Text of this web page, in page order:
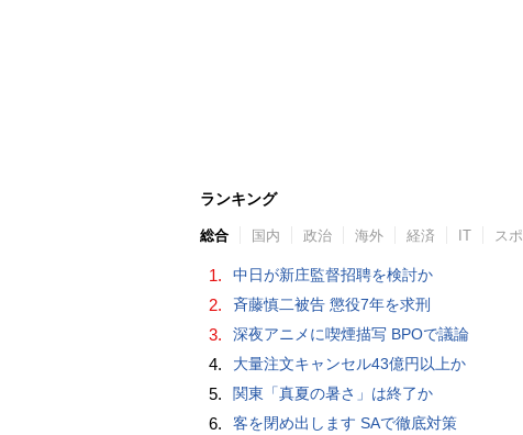
ランキング
総合 国内 政治 海外 経済 IT ス
1. 中日が新庄監督招聘を検討か
2. 斉藤慎二被告 懲役7年を求刑
3. 深夜アニメに喫煙描写 BPOで議論
4. 大量注文キャンセル43億円以上か
5. 関東「真夏の暑さ」は終了か
6. 客を閉め出します SAで徹底対策